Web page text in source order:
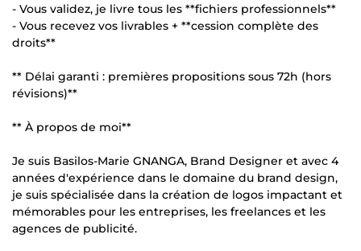
- Vous validez, je livre tous les **fichiers professionnels**
- Vous recevez vos livrables + **cession complète des
droits**
** Délai garanti : premières propositions sous 72h (hors
révisions)**
** À propos de moi**
Je suis Basilos-Marie GNANGA, Brand Designer et avec 4
années d'expérience dans le domaine du brand design,
je suis spécialisée dans la création de logos impactant et
mémorables pour les entreprises, les freelances et les
agences de publicité.